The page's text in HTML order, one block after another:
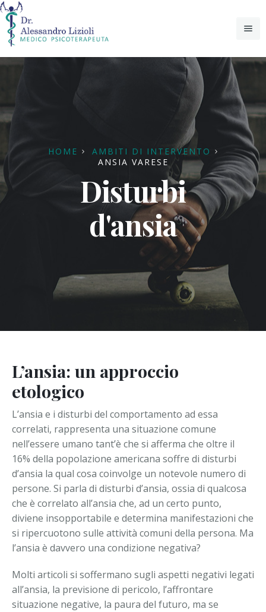
Home
Lo Psicologo: Istruzioni per l'uso
Disturbi d'Ansia
Attacchi di Panico
Articoli
Lo Psicoterapeuta giusto: un colpo di Fulmine!
Ipnosi: tra passato e presente
HIV: gli effetti psicologici di una malattia incurabile
Quando una buona psicoterapia fa bene alla salute
HOME
AMBITI DI INTERVENTO
ANSIA VARESE
Disturbi
d'ansia
L’ansia: un approccio
etologico
L’ansia e i disturbi del comportamento ad essa
correlati, rappresenta una situazione comune
nell’essere umano tant’è che si afferma che oltre il
16% della popolazione americana soffre di disturbi
d’ansia la qual cosa coinvolge un notevole numero di
persone. Si parla di disturbi d’ansia, ossia di qualcosa
che è correlato all’ansia che, ad un certo punto,
diviene insopportabile e determina manifestazioni che
si ripercuotono sulle attività comuni della persona. Ma
l’ansia è davvero una condizione negativa?
Molti articoli si soffermano sugli aspetti negativi legati
all’ansia, la previsione di pericolo, l’affrontare
situazione negative, la paura del futuro, ma se